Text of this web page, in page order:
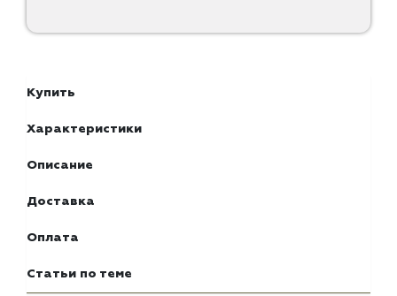
Купить
Характеристики
Описание
Доставка
Оплата
Статьи по теме